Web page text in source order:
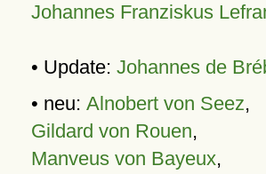
Johannes Franziskus
• Update: Johannes de
• neu: Alnobert von Seez,
Gildard von Rouen,
Manveus von Bayeux,